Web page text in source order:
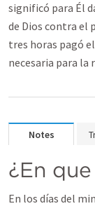
significó para Él
de Dios contra el
tres horas pagó
necesaria para la
Notes
¿En
En los días del